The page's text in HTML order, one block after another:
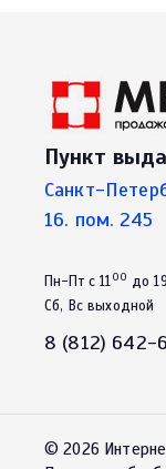
Пункт
Санкт-
16. пом. 245
Пн-Пт с 1100 до 19
Сб, Вс выходной
8 (812) 642-
© 2026